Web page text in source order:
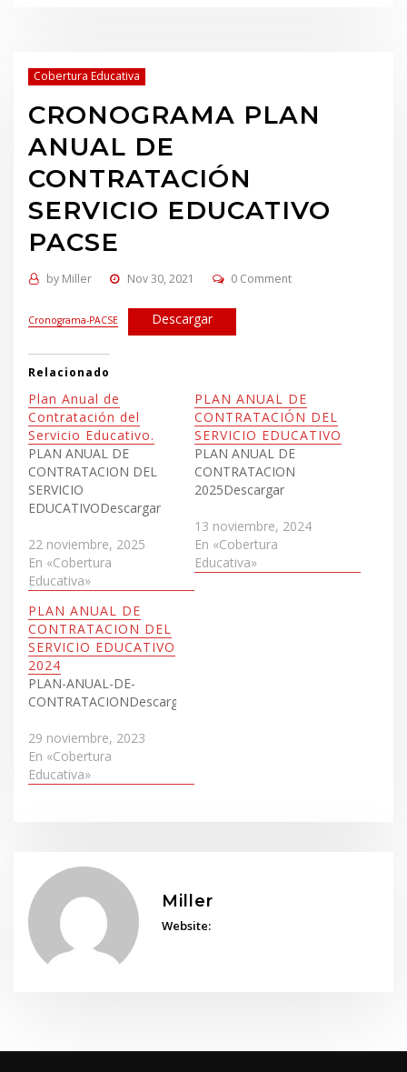
Cobertura Educativa
CRONOGRAMA PLAN
ANUAL DE
CONTRATACIÓN
SERVICIO EDUCATIVO
PACSE
by Miller Nov 30, 2021 0 Comment
Cronograma-PACSE Descargar
Relacionado
Plan Anual de
Contratación del
Servicio Educativo.
PLAN ANUAL DE
CONTRATACION DEL
SERVICIO
EDUCATIVODescargar
22 noviembre, 2025
En «Cobertura
Educativa»
PLAN ANUAL DE
CONTRATACIÓN DEL
SERVICIO EDUCATIVO
PLAN ANUAL DE
CONTRATACION
2025Descargar
13 noviembre, 2024
En «Cobertura
Educativa»
PLAN ANUAL DE
CONTRATACION DEL
SERVICIO EDUCATIVO
2024
PLAN-ANUAL-DE-
CONTRATACIONDescargar
29 noviembre, 2023
En «Cobertura
Educativa»
Miller
Website: